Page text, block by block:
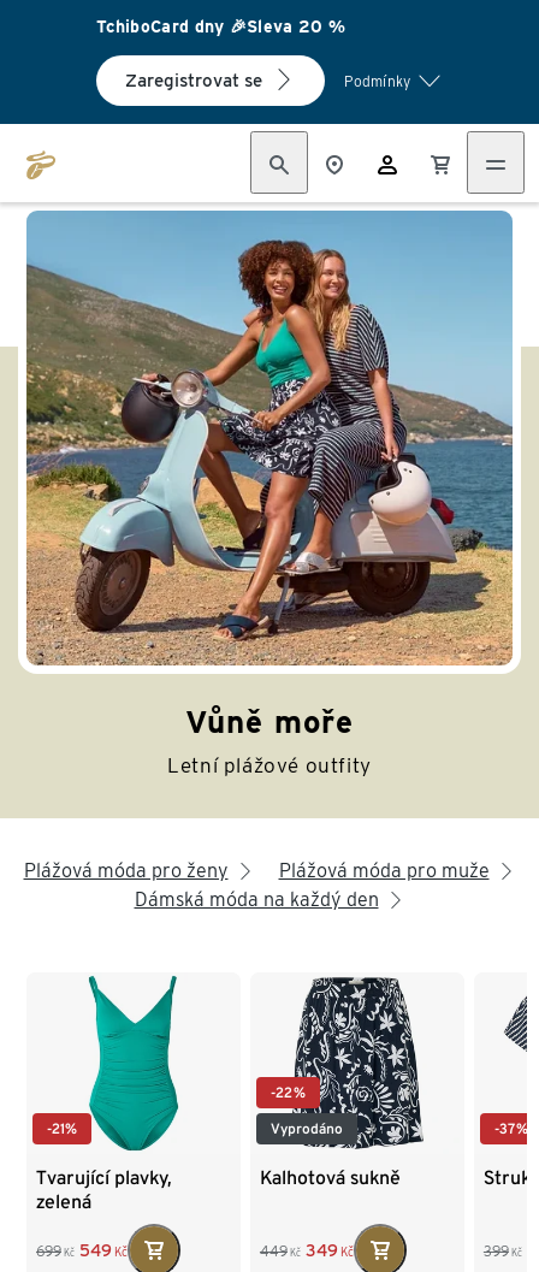
TchiboCard dny 🎉Sleva 20 %
Zaregistrovat se Podmínky
Vůně moře
Letní plážové outfity
Plážová móda pro ženy arrow_right Plážová móda pro muže arrow_right
Dámská móda na každý den arrow_right
-21%
Tvarující plavky,
zelená
699 Kč 549 Kč
-22%
Vyprodáno
Kalhotová sukně
449 Kč 349 Kč
-37%
399 Kč